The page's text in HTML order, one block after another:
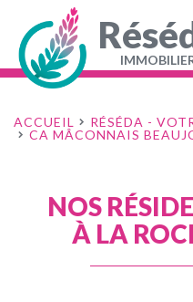
contenu
principal
Navigation
principale
ACCUEIL
RÉSÉDA -
CA MÂCONNAIS
NOS
À LA